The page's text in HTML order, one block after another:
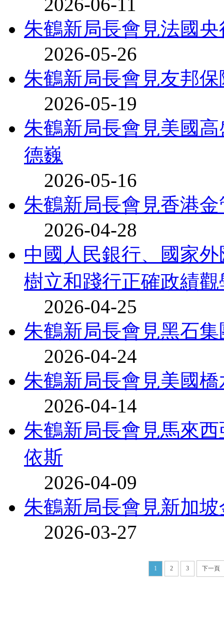
朱鶴新局長會見法國
2026-05-26
朱鶴新局長會見友邦
2026-05-19
朱鶴新局長會見美國
德巍
2026-05-16
朱鶴新局長會見香港
2026-04-28
中國人民銀行、國家
樹立和踐行正確政績
2026-04-25
朱鶴新局長會見黑石
2026-04-24
朱鶴新局長會見美國
2026-04-14
朱鶴新局長會見馬來
依斯
2026-04-09
朱鶴新局長會見新加
2026-03-27
1 2 3 下一頁